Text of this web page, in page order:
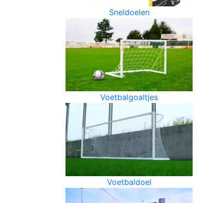
Sneldoelen
Voetbalgoaltjes
Voetbaldoel